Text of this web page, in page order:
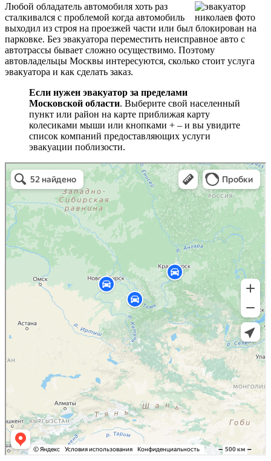
Любой обладатель автомобиля хоть раз
сталкивался с проблемой когда автомобиль
выходил из строя на проезжей части или был блокирован на
парковке. Без эвакуатора переместить неисправное авто с
автотрассы бывает сложно осуществимо. Поэтому
автовладельцы Москвы интересуются, сколько стоит услуга
эвакуатора и как сделать заказ.
Если нужен эвакуатор за пределами
Московской области. Выберите свой населенный
пункт или район на карте приближая карту
колесиками мыши или кнопками + – и вы увидите
список компаний предоставляющих услуги
эвакуации поблизости.
эвакуаторы на карте
Волоколамск